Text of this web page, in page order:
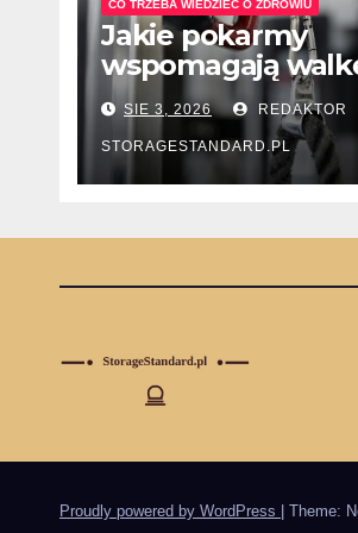
CO TRZEBA WIEDZIEĆ O ZDROWIU
Jakie pokarmy
wspomagają
z nadciśnieniem
tętniczym?
SIE 3, 2026 REDAKTOR
STORAGESTANDARD.PL
Proudly powered by WordPress | Theme: